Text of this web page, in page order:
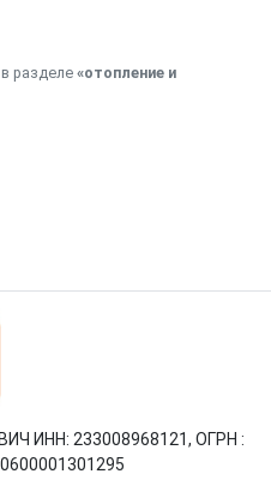
в разделе «отопление и
ИНН: 233008968121, ОГРН :